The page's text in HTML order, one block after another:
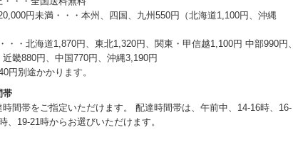
円未満・・・本州、四国、九州550円（北海道1,100円、沖縄
・・北海道1,870円、東北1,320円、関東・甲信越1,100円 中部990円、
畿880円、中国770円、沖縄3,190円
円別途かかります。
帯
間帯をご指定いただけます。 配達時間帯は、午前中、14-16時、16-
、19-21時からお選びいただけます。